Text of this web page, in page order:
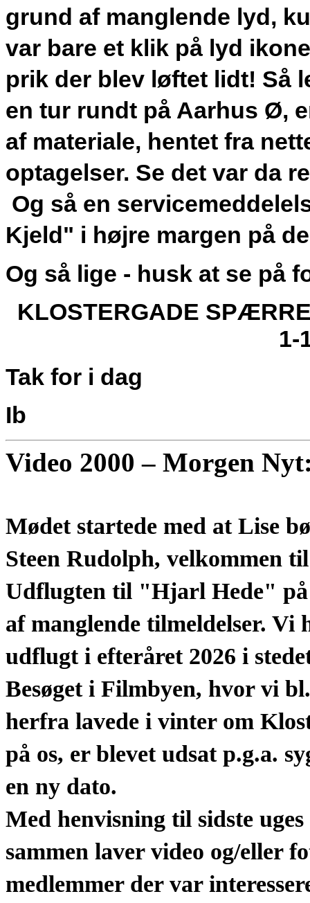
grund af manglende lyd,
var bare et klik på lyd
prik der blev løftet lidt! Så
en tur rundt på Aarhus Ø,
af materiale, hentet fra
optagelser. Se det var da
Og så en
Kjeld" i højre margen på
Og så lige - husk at se på
KLOSTERGADE
1-
Tak for i dag
Ib
Video 2000 – Morgen
Mødet startede med at Lise
Steen Rudolph, velkommen
Udflugten til "Hjarl Hede" på
af manglende tilmeldelser. Vi
udflugt i efteråret 2026 i
Besøget i Filmbyen, hvor vi
herfra lavede i vinter om
på os, er blevet udsat p.g.a.
en ny dato.
Med henvisning til sidste
sammen laver video og/eller
medlemmer der var